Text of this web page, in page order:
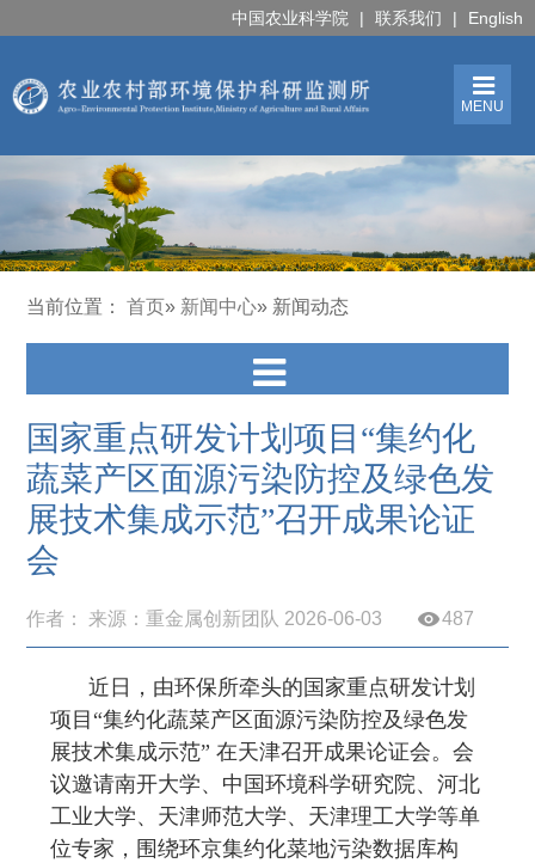
中国农业科学院 | 联系我们 | English
MENU
当前位置：首页» 新闻中心» 新闻动态
国家重点研发计划项目“集约化
蔬菜产区面源污染防控及绿色发
展技术集成示范”召开成果论证
会
作者： 来源：重金属创新团队 2026-06-03 487
近日，由环保所牵头的国家重点研发计划
项目 “集约化蔬菜产区面源污染防控及绿色发
展技术集成示范”在天津召开成果论证会。会
议邀请南开大学、中国环境科学研究院、河北
工业大学、天津师范大学、天津理工大学等单
位专家，围绕环京集约化菜地污染数据库构